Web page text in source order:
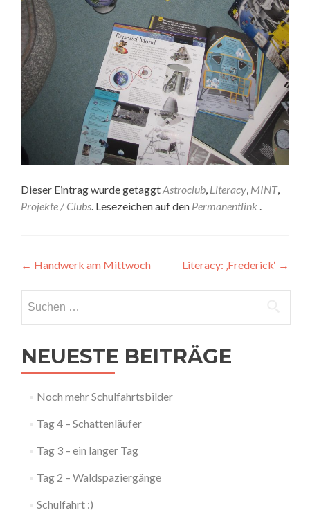
Dieser Eintrag wurde getaggtAstroclub, Literacy, MINT,
Projekte / Clubs. Lesezeichen auf den Permanentlink .
Artikel-
Navigation
← Handwerk am Mittwoch Literacy: ‚Frederick‘ →
nach:
NEUESTE BEITRÄGE
Noch mehr Schulfahrtsbilder
Tag 4 – Schattenläufer
Tag 3 – ein langer Tag
Tag 2 – Waldspaziergänge
Schulfahrt :)